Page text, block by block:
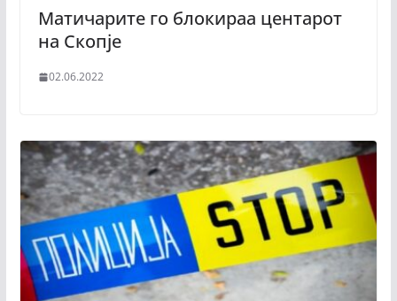
Матичарите го блокираа центарот
на Скопје
02.06.2022